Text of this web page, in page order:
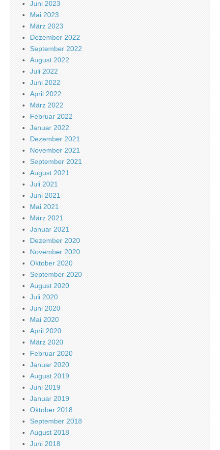
Juni 2023
Mai 2023
März 2023
Dezember 2022
September 2022
August 2022
Juli 2022
Juni 2022
April 2022
März 2022
Februar 2022
Januar 2022
Dezember 2021
November 2021
September 2021
August 2021
Juli 2021
Juni 2021
Mai 2021
März 2021
Januar 2021
Dezember 2020
November 2020
Oktober 2020
September 2020
August 2020
Juli 2020
Juni 2020
Mai 2020
April 2020
März 2020
Februar 2020
Januar 2020
August 2019
Juni 2019
Januar 2019
Oktober 2018
September 2018
August 2018
Juni 2018